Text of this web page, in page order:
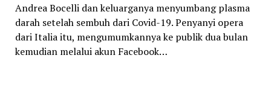
Andrea Bocelli dan keluarganya menyumbang plasma
darah setelah sembuh dari Covid-19. Penyanyi opera
dari Italia itu, mengumumkannya ke publik dua bulan
kemudian melalui akun Facebook…